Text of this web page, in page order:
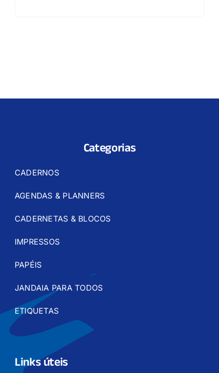
Categorias
CADERNOS
AGENDAS & PLANNERS
CADERNETAS & BLOCOS
IMPRESSOS
PAPÉIS
JANDAIA PARA TODOS
ETIQUETAS
Links úteis